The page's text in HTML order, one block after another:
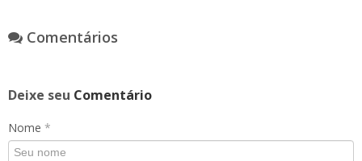
Comentários
Deixe seu Comentário
Nome *